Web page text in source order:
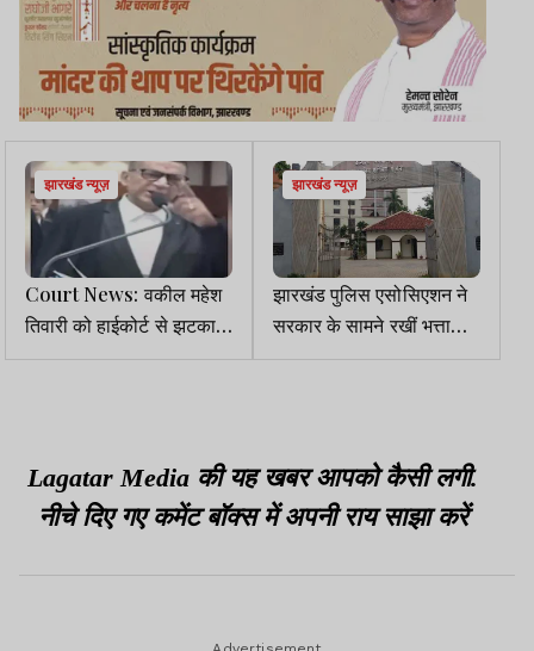
झारखंड न्यूज़
Court News: वकील महेश
तिवारी को हाईकोर्ट से झटका,
सजा पर रोक वाली याचिका
झारखंड न्यूज़
झारखंड पुलिस एसोसिएशन ने
सरकार के सामने रखीं भत्ता
बढ़ाने व प्रमोशन विसंगति दूर
Lagatar Media की यह खबर आपको कैसी लगी.
नीचे दिए गए कमेंट बॉक्स में अपनी राय साझा करें